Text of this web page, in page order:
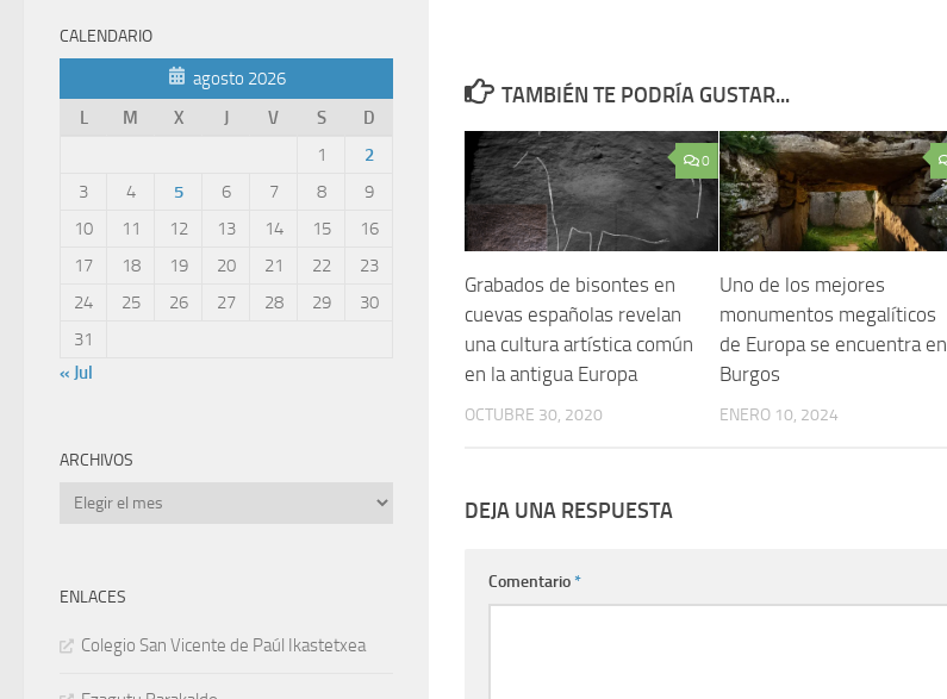
TAMBIÉN TE PODRÍA GUSTAR...
0
Grabados de bisontes en
cuevas españolas revelan
una cultura artística común
en la antigua Europa
OCTUBRE 30, 2020
Uno de los mejores
monumentos megalíticos
de Europa se encuentra en
Burgos
ENERO 10, 2024
DEJA UNA RESPUESTA
Comentario*
CALENDARIO
agosto 2026
L
M X J V S
D
1
2
3
4 5 6 7 8
9
10
11 12 13 14 15
16
17
18 19 20 21 22
23
24
25 26 27 28 29
30
31
« Jul
ARCHIVOS
Archivos
ENLACES
Colegio San Vicente de Paúl Ikastetxea